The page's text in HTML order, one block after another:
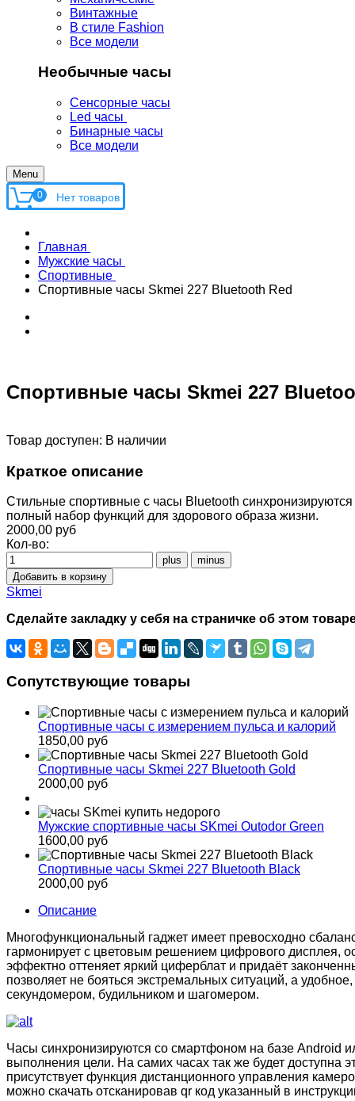
Винтажные
В стиле Fashion
Все модели
Необычные часы
Сенсорные часы
Led часы
Бинарные часы
Все модели
Menu
0
Главная
Мужские часы
Спортивные
Спортивные часы Skmei 227 Bluetooth Red
Спортивные часы Skmei 227
Товар доступен: В наличии
Краткое описание
Стильные спортивные с часы Bluetooth
полный набор функций для здорового образа жизни.
2000,00 руб
Кол-во:
Skmei
Сделайте закладку у себя на страничке об этом
Сопутствующие товары
Спортивные часы с измерением пульса и калорий
1850,00 руб
Спортивные часы Skmei 227 Bluetooth Gold
2000,00 руб
Мужские спортивные часы SKmei Outodor Green
1600,00 руб
Спортивные часы Skmei 227 Bluetooth Black
2000,00 руб
Описание
Многофункциональный гаджет имеет превосходно
гармонирует с цветовым решением цифрового дисплея,
эффектно оттеняет яркий циферблат и придаёт
позволяет не бояться экстремальных ситуаций, а
секундомером, будильником и шагомером.
Часы синхронизируются со смартфоном на базе Android
выполнения цели. На самих часах так же будет доступна
присутствует функция дистанционного управления
можно скачать отсканировав qr код указанный в